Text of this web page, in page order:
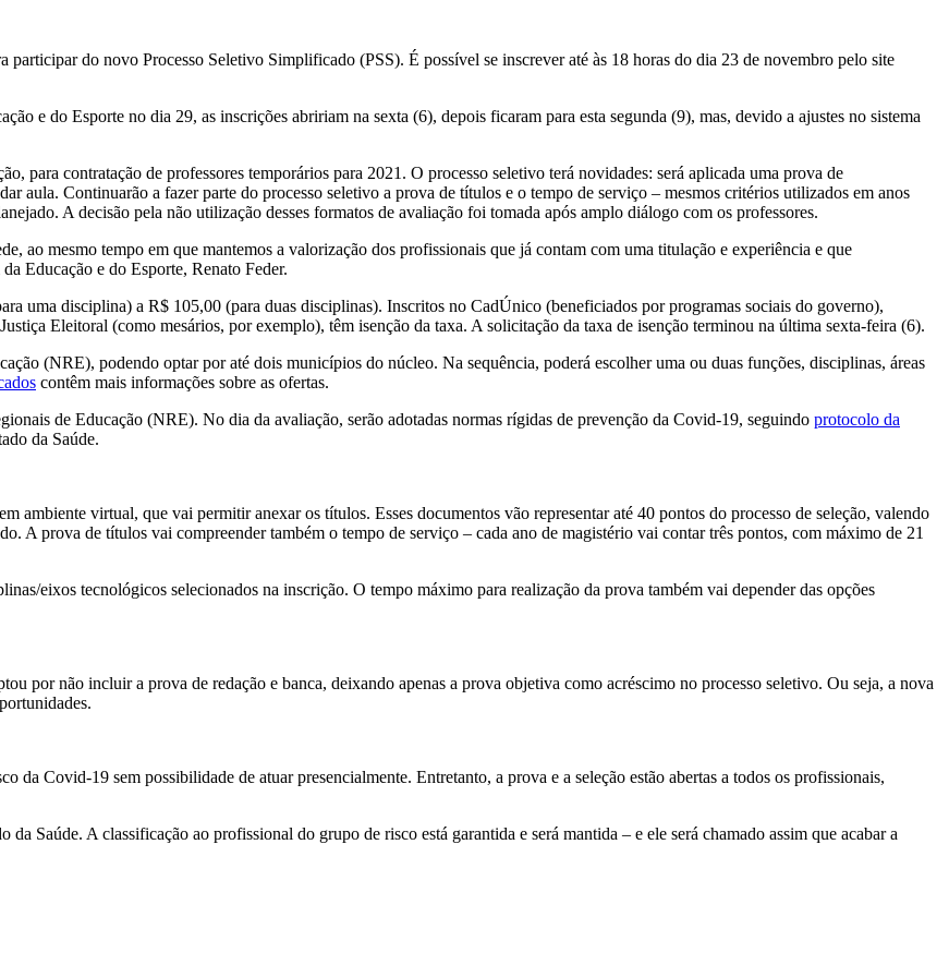
participar do novo Processo Seletivo Simplificado (PSS). É possível se inscrever até às 18 horas do dia 23 de novembro pelo site
e do Esporte no dia 29, as inscrições abririam na sexta (6), depois ficaram para esta segunda (9), mas, devido a ajustes no sistema
para contratação de professores temporários para 2021. O processo seletivo terá novidades: será aplicada uma prova de
aula. Continuarão a fazer parte do processo seletivo a prova de títulos e o tempo de serviço – mesmos critérios utilizados em anos
A decisão pela não utilização desses formatos de avaliação foi tomada após amplo diálogo com os professores.
ao mesmo tempo em que mantemos a valorização dos profissionais que já contam com uma titulação e experiência e que
Educação e do Esporte, Renato Feder.
uma disciplina) a R$ 105,00 (para duas disciplinas). Inscritos no CadÚnico (beneficiados por programas sociais do governo),
Eleitoral (como mesários, por exemplo), têm isenção da taxa. A solicitação da taxa de isenção terminou na última sexta-feira (6).
(NRE), podendo optar por até dois municípios do núcleo. Na sequência, poderá escolher uma ou duas funções, disciplinas, áreas
contêm mais informações sobre as ofertas.
de Educação (NRE). No dia da avaliação, serão adotadas normas rígidas de prevenção da Covid-19, seguindo protocolo da
da Saúde.
ambiente virtual, que vai permitir anexar os títulos. Esses documentos vão representar até 40 pontos do processo de seleção, valendo
A prova de títulos vai compreender também o tempo de serviço – cada ano de magistério vai contar três pontos, com máximo de 21
eixos tecnológicos selecionados na inscrição. O tempo máximo para realização da prova também vai depender das opções
por não incluir a prova de redação e banca, deixando apenas a prova objetiva como acréscimo no processo seletivo. Ou seja, a nova
da Covid-19 sem possibilidade de atuar presencialmente. Entretanto, a prova e a seleção estão abertas a todos os profissionais,
Saúde. A classificação ao profissional do grupo de risco está garantida e será mantida – e ele será chamado assim que acabar a